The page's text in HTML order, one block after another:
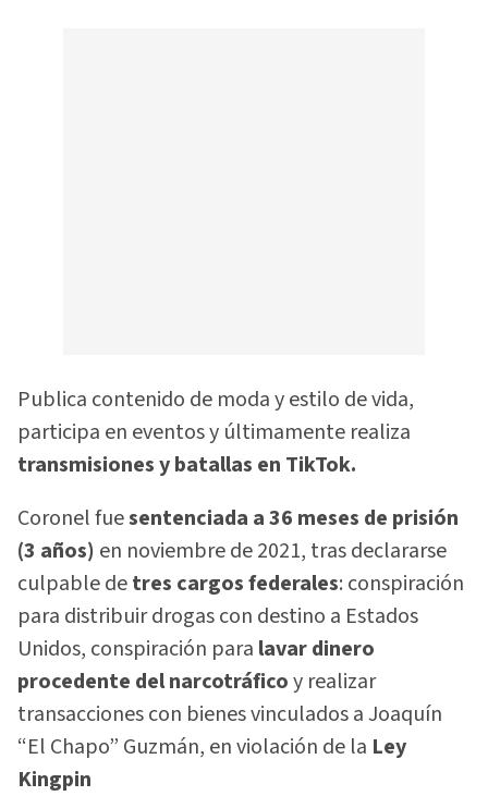
Publica contenido de moda y estilo de vida,
participa en eventos y últimamente realiza
transmisiones y batallas en TikTok.
Coronel fuesentenciada a 36 meses de prisión
(3 años) en noviembre de 2021, tras declararse
culpable detres cargos federales: conspiración
para distribuir drogas con destino a Estados
Unidos, conspiración para lavar dinero
procedente del narcotráficoy realizar
transacciones con bienes vinculados a Joaquín
“El Chapo” Guzmán, en violación de la Ley
Kingpin